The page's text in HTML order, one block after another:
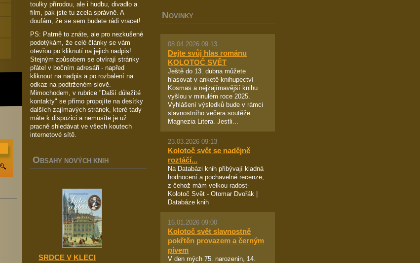
toulky přírodou, ale i hudbu, divadlo a
film, pak jste tu zcela správně. A
doufám, že se sem budete rádi vracet!
PS: Patrně to znáte, ale pro nezkušené
podotýkám, že celé články se vám
otevřou po kliknutí na jejich nadpis!
Stejným způsobem se otvírají stránky
přátel v bočním adresáři - napřed
kliknout na nadpis a po rozbalení na
odkaz na podtrženém slově.
Mimochodem, v rubrice "Další důležité
kontakty" se přímo propojíte na desítky
dalších zajímavých stránek, které tady
máte k dispozici a nemusíte je už
pracně shledávat ve všech koutech
internetové sítě.
O BSAHY NOVÝCH KNIH
SRDCE V KLECI
NOVINKY
08.04.2026 09:13
Dejte svůj hlas románu
KOLOTOČ SVĚT
Ještě do 13. dubna můžete
hlasovat v anketě knihupectví
Kosmas a nejzajímavější knihu
vyšlou v minulém roce 2025.
Vyhlášení výsledků bude v rámci
slavnostního večera soutěže
Magnezia Litera. Jestli...
23.03.2026 09:13
Kolotoč svět se nadějně
roztáčí...
Na Databázi knih přibývají kladná
hodnocení a pochavelné recenze,
z čehož mám velkou radost-
Kolotoč Svět - Otomar Dvořák |
Databáze knih
16.01.2026 09:00
Kolotoč svět slavnostně
pokřtěn provazem a černým
pivem
V den mých 75. narozenin, 14.